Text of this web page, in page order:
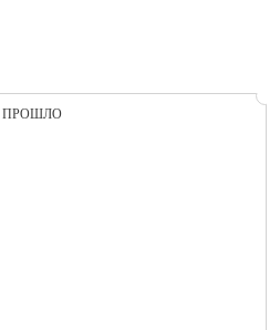
ПРОШЛО